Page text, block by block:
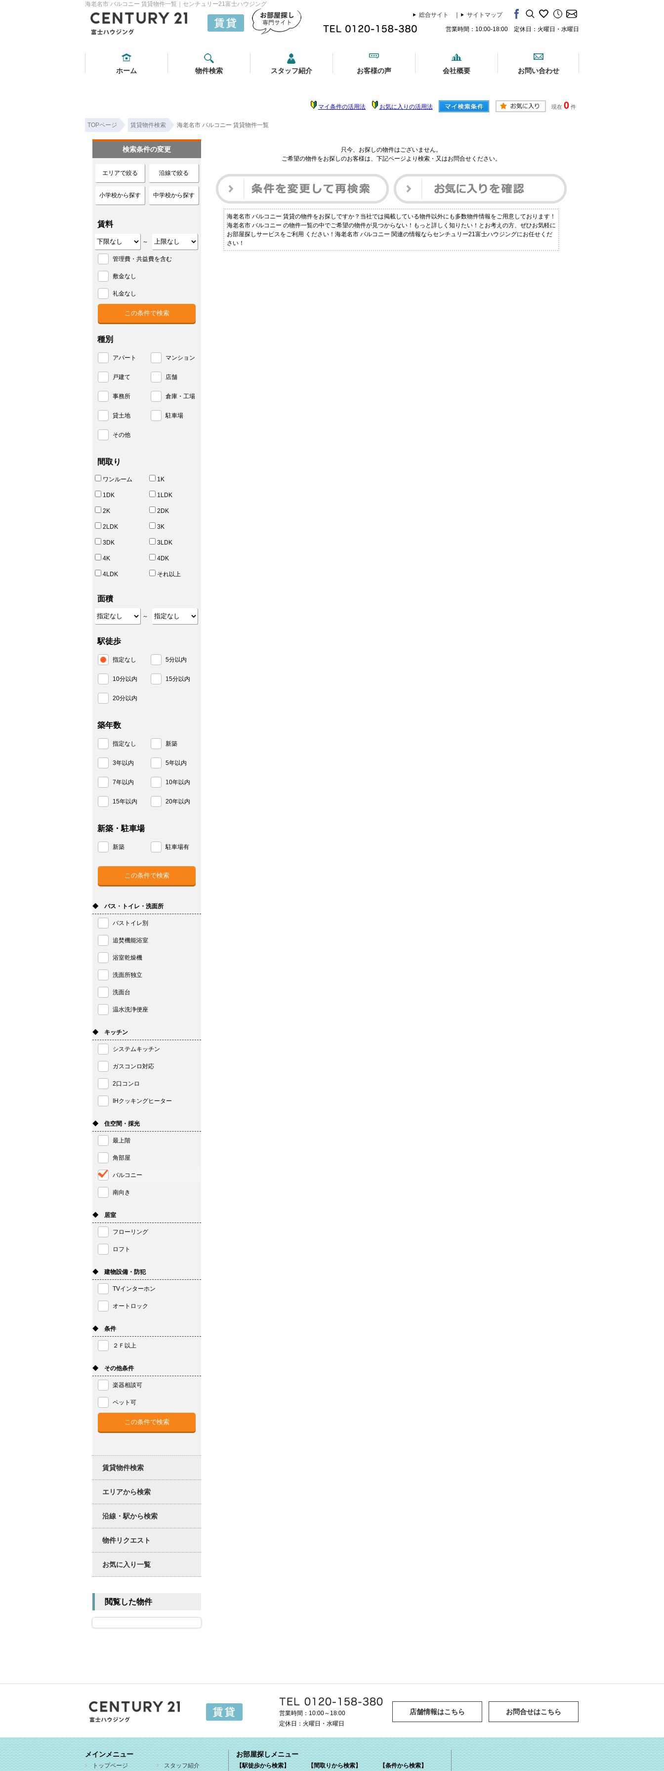
海老名市 バルコニー 賃貸物件一覧｜センチュリー21富士ハウジング
総合サイト
サイトマップ
営業時間：10:00-18:00 定休日：火曜日・水曜日
ホーム 物件検索 スタッフ紹介 お客様の声 会社概要 お問い合わせ
マイ条件の活用法 お気に入りの活用法 現在 0 件
TOPページ 賃貸物件検索 海老名市 バルコニー 賃貸物件一覧
只今、お探しの物件はございません。
ご希望の物件をお探しのお客様は、下記ページより検索・又はお問合せください。
海老名市 バルコニー 賃貸の物件をお探しですか？当社では掲載している物件以外にも多数物件情報をご用意しております！
海老名市 バルコニー の物件一覧の中でご希望の物件が見つからない！もっと詳しく知りたい！とお考えの方、ぜひお気軽に
お部屋探しサービスをご利用 ください！海老名市 バルコニー 関連の情報ならセンチュリー21富士ハウジングにお任せくだ
さい！
検索条件の変更
エリアで絞る 沿線で絞る
小学校から探す 中学校から探す
賃料
～
管理費・共益費を含む
敷金なし
礼金なし
種別
アパート マンション
戸建て 店舗
事務所 倉庫・工場
貸土地 駐車場
その他
間取り
ワンルーム 1K
1DK 1LDK
2K 2DK
2LDK 3K
3DK 3LDK
4K 4DK
4LDK それ以上
面積
～
駅徒歩
指定なし 5分以内
10分以内 15分以内
20分以内
築年数
指定なし 新築
3年以内 5年以内
7年以内 10年以内
15年以内 20年以内
新築・駐車場
新築 駐車場有
◆ バス・トイレ・洗面所
バストイレ別
追焚機能浴室
浴室乾燥機
洗面所独立
洗面台
温水洗浄便座
◆ キッチン
システムキッチン
ガスコンロ対応
2口コンロ
IHクッキングヒーター
◆ 住空間・採光
最上階
角部屋
バルコニー
南向き
◆ 居室
フローリング
ロフト
◆ 建物設備・防犯
TVインターホン
オートロック
◆ 条件
２Ｆ以上
◆ その他条件
楽器相談可
ペット可
賃貸物件検索
エリアから検索
沿線・駅から検索
物件リクエスト
お気に入り一覧
閲覧した物件
営業時間：10:00～18:00
定休日：火曜日・水曜日
店舗情報はこちら お問合せはこちら
メインメニュー
トップページ スタッフ紹介
お部屋探しメニュー
【駅徒歩から検索】 【間取りから検索】 【条件から検索】